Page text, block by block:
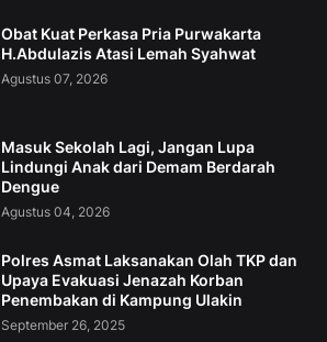
Obat Kuat Perkasa Pria Purwakarta
H.Abdulazis Atasi Lemah Syahwat
Agustus 07, 2026
Masuk Sekolah Lagi, Jangan Lupa
Lindungi Anak dari Demam Berdarah
Dengue
Agustus 04, 2026
Polres Asmat Laksanakan Olah TKP dan
Upaya Evakuasi Jenazah Korban
Penembakan di Kampung Ulakin
September 26, 2025